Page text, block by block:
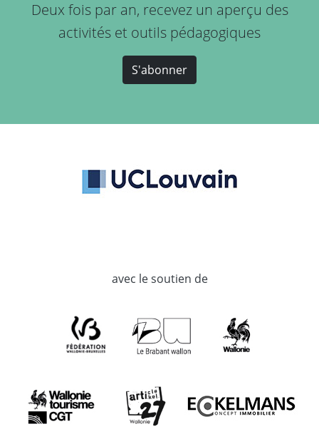
Deux fois par an, recevez un aperçu des
activités et outils pédagogiques
S'abonner
avec le soutien de